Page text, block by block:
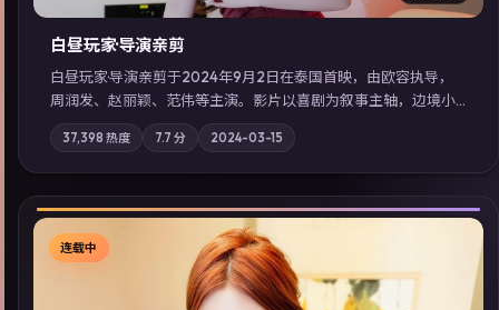
白昼玩家·导演亲剪
白昼玩家·导演亲剪于2024年9月2日在泰国首映，由欧容执导，
周润发、赵丽颖、范伟等主演。影片以喜剧为叙事主轴，边境小
镇的平静被一封匿名信彻底打破；摄影与配乐强化地域气质；站
内亦可通过「国产免费观看高清电视剧在线看」延展检索同类型
高分佳作，畅享高清在线追剧体验。
37,398 热度 7.7 分 2024-03-15
连载中